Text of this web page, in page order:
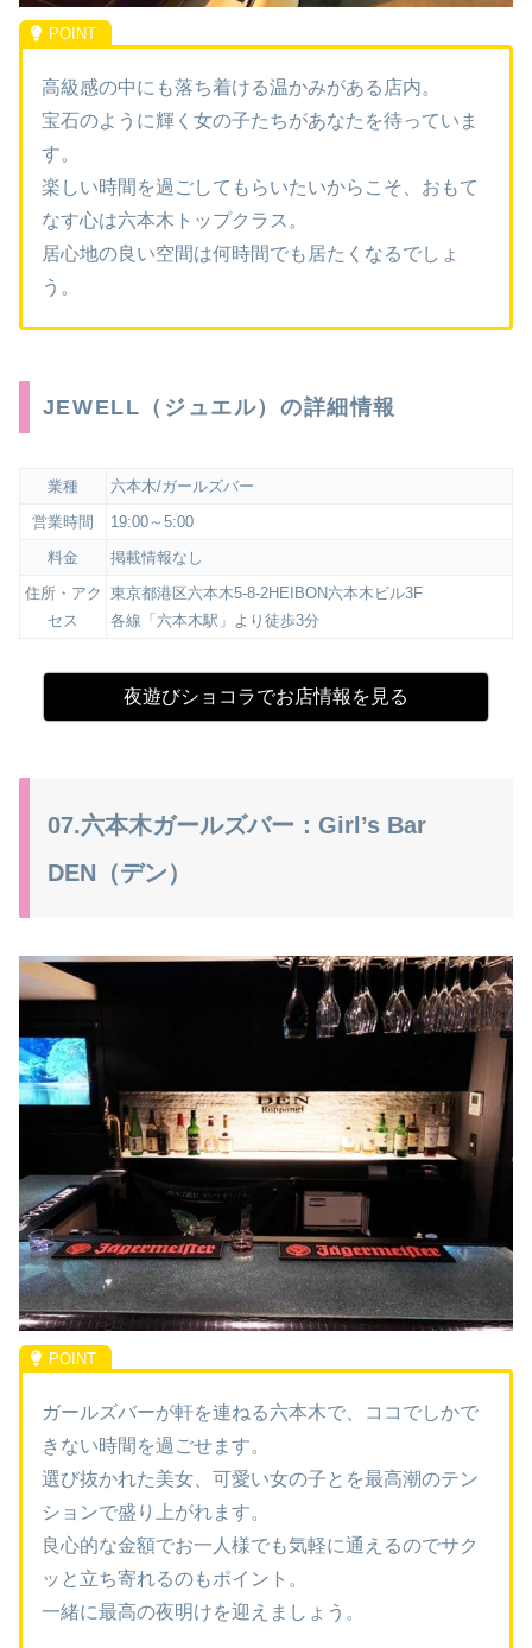
高級感の中にも落ち着ける温かみがある店内。
宝石のように輝く女の子たちがあなたを待っていま
す。
楽しい時間を過ごしてもらいたいからこそ、おもて
なす心は六本木トップクラス。
居心地の良い空間は何時間でも居たくなるでしょ
う。
JEWELL（ジュエル）の詳細情報
業種
六本木/ガールズバー
営業時間
19:00～5:00
料金
掲載情報なし
住所・アク
セス
東京都港区六本木5-8-2HEIBON六本木ビル3F
各線「六本木駅」より徒歩3分
夜遊びショコラでお店情報を見る
07.六本木ガールズバー：Girl’s Bar
DEN（デン）
ガールズバーが軒を連ねる六本木で、ココでしかで
きない時間を過ごせます。
選び抜かれた美女、可愛い女の子とを最高潮のテン
ションで盛り上がれます。
良心的な金額でお一人様でも気軽に通えるのでサク
ッと立ち寄れるのもポイント。
一緒に最高の夜明けを迎えましょう。